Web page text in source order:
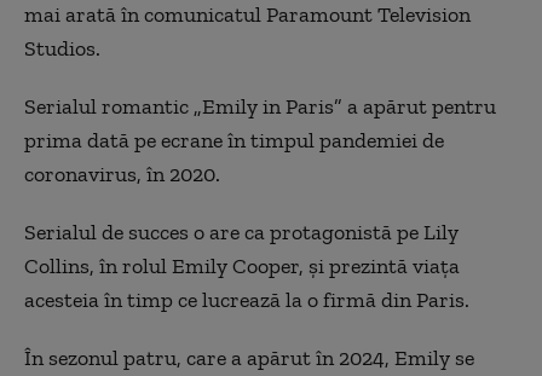
mai arată în comunicatul Paramount Television
Studios.
Serialul romantic „Emily in Paris” a apărut pentru
prima dată pe ecrane în timpul pandemiei de
coronavirus, în 2020.
Serialul de succes o are ca protagonistă pe Lily
Collins, în rolul Emily Cooper, şi prezintă viaţa
acesteia în timp ce lucrează la o firmă din Paris.
În sezonul patru, care a apărut în 2024, Emily se